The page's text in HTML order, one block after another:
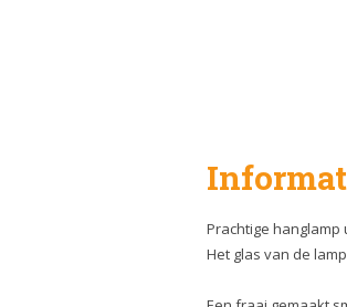
Prachtige hanglamp
Het glas van de